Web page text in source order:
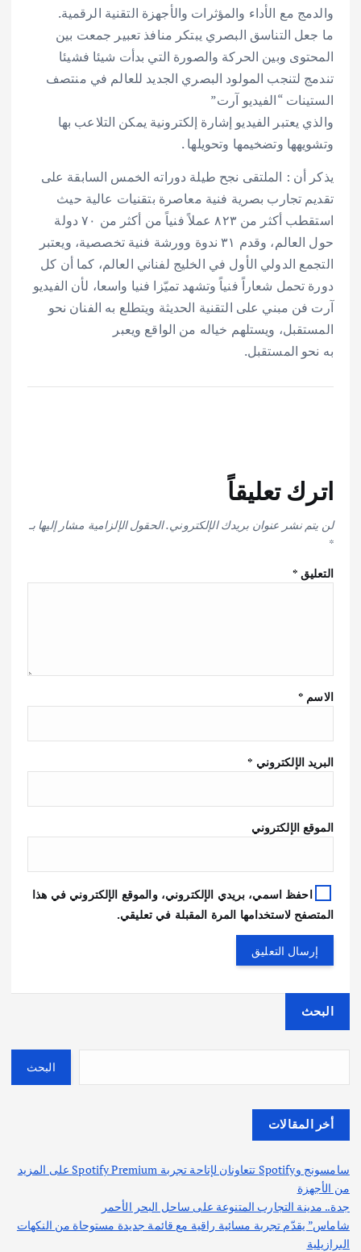
والدمج مع الأداء والمؤثرات والأجهزة التقنية الرقمية.
ما جعل التناسق البصري يبتكر منافذ تعبير جمعت بين
المحتوى وبين الحركة والصورة التي بدأت شيئا فشيئا
تندمج لتنجب المولود البصري الجديد للعالم في منتصف
الستينات “الفيديو آرت”
والذي يعتبر الفيديو إشارة إلكترونية يمكن التلاعب بها
وتشويهها وتضخيمها وتحويلها .
يذكر أن : الملتقى نجح طيلة دوراته الخمس السابقة على
تقديم تجارب بصرية فنية معاصرة بتقنيات عالية حيث
استقطب أكثر من ٨٢٣ عملاً فنياً من أكثر من ٧٠ دولة
حول العالم، وقدم ٣١ ندوة وورشة فنية تخصصية، ويعتبر
التجمع الدولي الأول في الخليج لفناني العالم، كما أن كل
دورة تحمل شعاراً فنياً وتشهد تميّزا فنيا واسعا، لأن الفيديو
آرت فن مبني على التقنية الحديثة ويتطلع به الفنان نحو
المستقبل، ويستلهم خياله من الواقع ويعبر
به نحو المستقبل.
اترك تعليقاً
لن يتم نشر عنوان بريدك الإلكتروني.الحقول الإلزامية مشار إليها بـ
*
التعليق*
الاسم *
البريد الإلكتروني *
الموقع الإلكتروني
احفظ اسمي، بريدي الإلكتروني، والموقع الإلكتروني في هذا
المتصفح لاستخدامها المرة المقبلة في تعليقي.
البحث
البحث
أخر المقالات
سامسونج وSpotify تتعاونان لإتاحة تجربة Spotify Premium على المزيد
من الأجهزة
جدة.. مدينة التجارب المتنوعة على ساحل البحر الأحمر
شاماس” يقدّم تجربة مسائية راقية مع قائمة جديدة مستوحاة من النكهات
البرازيلية